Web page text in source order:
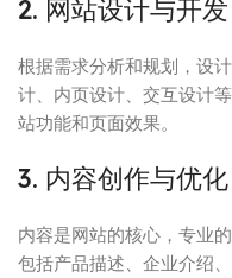
2. 网站设计与开发
根据需求分析和规划，设
计、内页设计、交互设计
站功能和页面效果。
3. 内容创作与优化
内容是网站的核心，专业
包括产品描述、企业介绍